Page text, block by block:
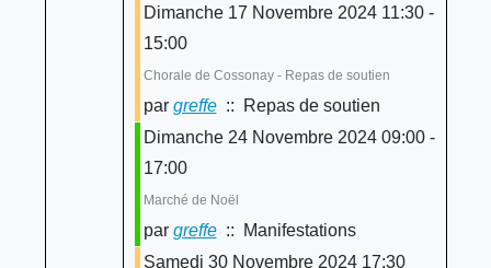
Dimanche 17 Novembre 2024 11:30 -
15:00
Chorale de Cossonay - Repas de soutien
par greffe:: Repas de soutien
Dimanche 24 Novembre 2024 09:00 -
17:00
Marché de Noël
par greffe:: Manifestations
Samedi 30 Novembre 2024 17:30